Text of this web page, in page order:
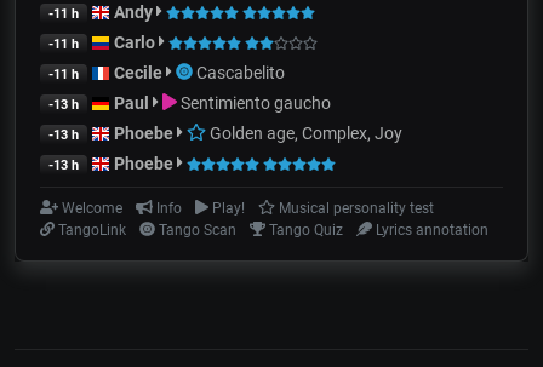
-11 h Andy
-11 h Carlo
-11 h Cecile Cascabelito
-13 h Paul Sentimiento gaucho
-13 h Phoebe Golden age, Complex, Joy
-13 h Phoebe
Welcome Info Play!
Musical personality test
TangoLink
Tango Scan Tango Quiz Lyrics annotation